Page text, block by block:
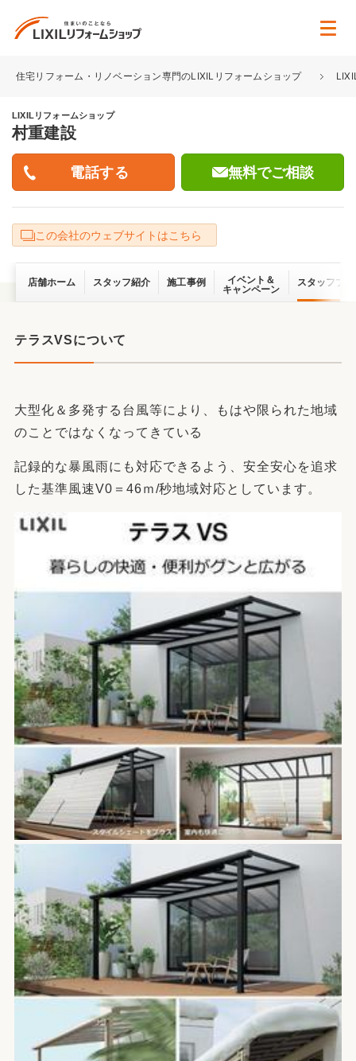
住宅リフォーム・リノベーション専門のLIXILリフォームショップ
LIXILリフォームショップ
村重建設
無料でご相談
この会社のウェブサイトはこちら
店舗ホーム スタッフ紹介 施工事例
イベント＆
キャンペーン
スタッフブ
テラスVSについて
大型化＆多発する台風等により、もはや限られた地域
のことではなくなってきている
記録的な暴風雨にも対応できるよう、安全安心を追求
した基準風速V0＝46ｍ/秒地域対応としています。